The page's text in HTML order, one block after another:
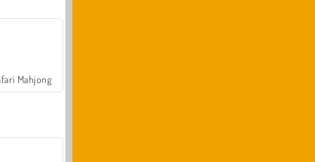
Mahjong